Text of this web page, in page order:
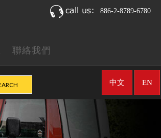
886-2-8789-6780
聯絡我們
EN
中文